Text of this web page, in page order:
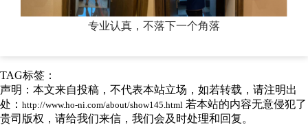
专业认真，不落下一个角落
TAG标签：
声明：本文来自投稿，不代表本站立场，如若转载，请注明出
处： http://www.ho-ni.com/about/show145.html 若本站的内容无意侵犯了
贵司版权，请给我们来信，我们会及时处理和回复。